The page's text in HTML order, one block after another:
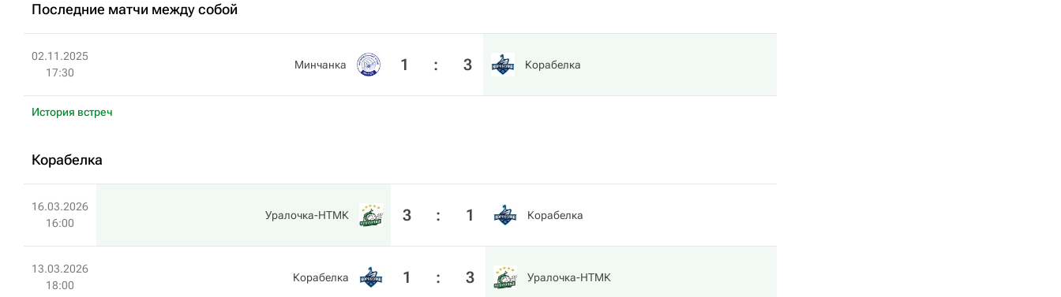
Последние матчи между собой
02.11.2025
17:30
Минчанка 1 : 3 Корабелка
История встреч
Корабелка
16.03.2026
16:00
Уралочка-НТМК 3 : 1 Корабелка
13.03.2026
18:00
Корабелка 1 : 3 Уралочка-НТМК